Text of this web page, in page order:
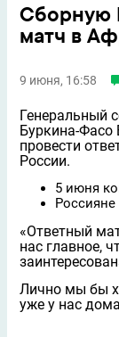
Сборную
матч в
9 июня, 16:58
Генеральный
Буркина-Фасо
провести
России.
5 июня
«Ответный
нас главное,
Лично мы бы
уже у нас